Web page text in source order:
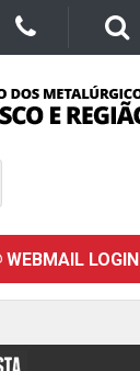
WEBMAIL LOGIN